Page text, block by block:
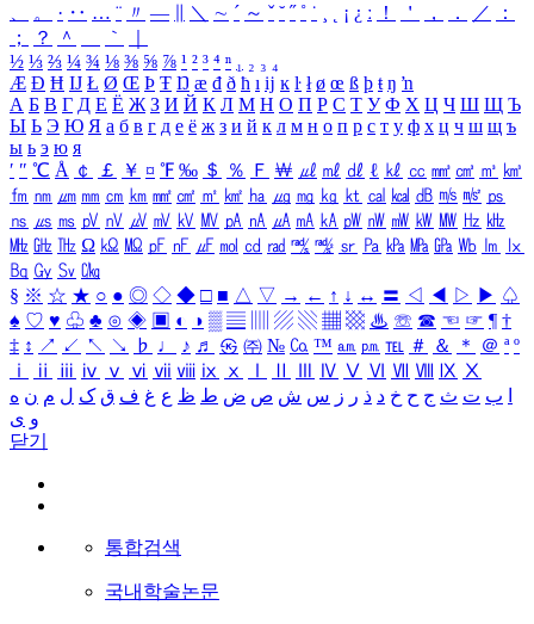
、
。 · ‥ … ¨ 〃 ― ＼ ∼ ´ ～ ˇ ˘ ˝ ˚ ˙ ¸ ¡ ¿ ː ！ ＇ ， ． ／
：
；
？ ＾ ｀
½ ⅓ ⅔ ¼ ¾ ⅛ ⅜ ⅝ ⅞ ¹ ² ³ ⁴ ⁿ ₁ ₂ ₃ ₄
Æ Ð Ħ Ĳ Ł Ø Œ Þ Ŧ Ŋ æ đ ð ħ ı ĳ ĸ ŀ ł ø œ ß þ ŧ ŋ ŉ
А Б В Г Д Е Ё Ж З И Й К Л М Н О П Р С Т У Ф Х Ц Ч Ш Щ Ъ
Ы Ь Э Ю Я а б в г д е ё ж з и й к л м н о п р с т у ф х ц ч ш щ ъ
ы ь э ю я
′ ″ ℃ Å ￠ ￡ ￥ ¤ ℉ ‰ ＄ ％ Ｆ ￦ ㎕ ㎖ ㎗ ℓ ㎘ ㏄ ㎣ ㎤ ㎥ ㎦
㎙ ㎚ ㎛ ㎜ ㎝ ㎞ ㎟ ㎠ ㎡ ㎢ ㏊ ㎍ ㎎ ㎏ ㏏ ㎈ ㎉ ㏈ ㎧ ㎨ ㎰
㎱ ㎲ ㎳ ㎴ ㎵ ㎶ ㎷ ㎸ ㎹ ㎀ ㎁ ㎂ ㎃ ㎄ ㎺ ㎻ ㎽ ㎾ ㎿ ㎐ ㎑
㎒ ㎓ ㎔ Ω ㏀ ㏁ ㎊ ㎋ ㎌ ㏖ ㏅ ㎭ ㎮ ㎯ ㏛ ㎩ ㎪ ㎫ ㎬ ㏝ ㏐
㏓
㏃ ㏉ ㏜ ㏆
§ ※ ☆ ★ ○ ● ◎ ◇ ◆ □ ■ △ ▽ → ← ↑ ↓ ↔ 〓 ◁ ◀ ▷ ▶ ♤
♠ ♡ ♥ ♧ ♣ ⊙ ◈ ▣ ◐ ◑ ▒ ▤ ▨ ▧ ▦ ▩ ♨ ☏ ☎ ☜ ☞ ¶ †
‡ ↕ ↗ ↙ ↖ ↘ ♭ ♩ ♪ ♬ ㉿ ㈜ № ㏇ ™ ㏂ ㏘ ℡ ＃ ＆ ＊ ＠ ª º
ⅰ
ⅱ ⅲ ⅳ ⅴ ⅵ ⅶ ⅷ ⅸ ⅹ Ⅳ Ⅴ Ⅵ Ⅶ Ⅷ Ⅸ Ⅹ
ب ت ث ج ح خ د ذ ر ز س ش ص ض ط ظ ع غ ف ق ک ل م ن ه
و ی
닫기
통합검색
국내학술논문